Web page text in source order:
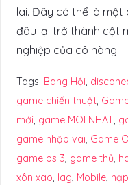
lai. Đây có thể là một
đâu lại trở thành cột
nghiệp của cô nàng.
Tags: Bang Hội,
game chiến thuật,
mới, game MOI NHAT,
game nhập vai, Game
game ps 3, game thủ,
xôn xao, lag, Mobile,